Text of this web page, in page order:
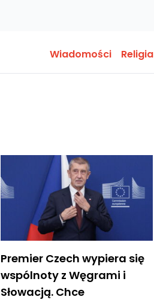
Wiadomości Religia
Premier Czech wypiera się
wspólnoty z Węgrami i
Słowacją. Chce